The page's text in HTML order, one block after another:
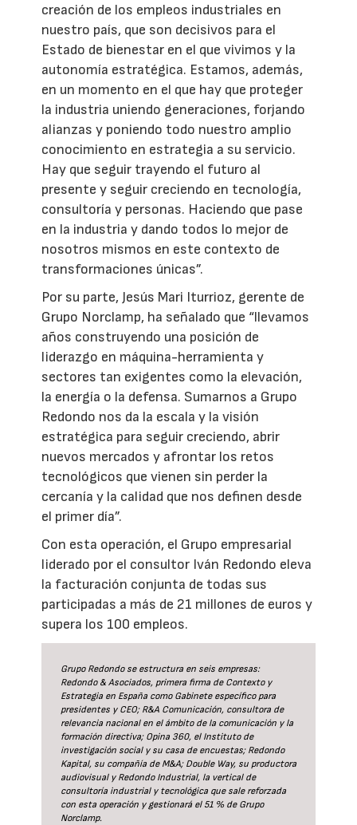
creación de los empleos industriales en
nuestro país, que son decisivos para el
Estado de bienestar en el que vivimos y la
autonomía estratégica. Estamos, además,
en un momento en el que hay que proteger
la industria uniendo generaciones, forjando
alianzas y poniendo todo nuestro amplio
conocimiento en estrategia a su servicio.
Hay que seguir trayendo el futuro al
presente y seguir creciendo en tecnología,
consultoría y personas. Haciendo que pase
en la industria y dando todos lo mejor de
nosotros mismos en este contexto de
transformaciones únicas”.
Por su parte, Jesús Mari Iturrioz, gerente de
Grupo Norclamp, ha señalado que “llevamos
años construyendo una posición de
liderazgo en máquina-herramienta y
sectores tan exigentes como la elevación,
la energía o la defensa. Sumarnos a Grupo
Redondo nos da la escala y la visión
estratégica para seguir creciendo, abrir
nuevos mercados y afrontar los retos
tecnológicos que vienen sin perder la
cercanía y la calidad que nos definen desde
el primer día”.
Con esta operación, el Grupo empresarial
liderado por el consultor Iván Redondo eleva
la facturación conjunta de todas sus
participadas a más de 21 millones de euros y
supera los 100 empleos.
Grupo Redondo se estructura en seis empresas:
Redondo & Asociados, primera firma de Contexto y
Estrategia en España como Gabinete específico para
presidentes y CEO; R&A Comunicación, consultora de
relevancia nacional en el ámbito de la comunicación y la
formación directiva; Opina 360, el Instituto de
investigación social y su casa de encuestas; Redondo
Kapital, su compañía de M&A; Double Way, su productora
audiovisual y Redondo Industrial, la vertical de
consultoría industrial y tecnológica que sale reforzada
con esta operación y gestionará el 51 % de Grupo
Norclamp.